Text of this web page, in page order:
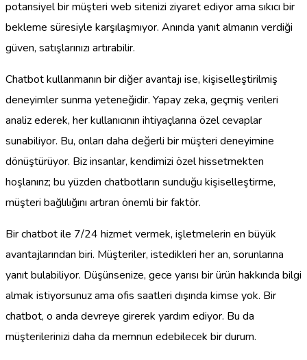
potansiyel bir müşteri web sitenizi ziyaret ediyor ama sıkıcı bir
bekleme süresiyle karşılaşmıyor. Anında yanıt almanın verdiği
güven, satışlarınızı artırabilir.
Chatbot kullanmanın bir diğer avantajı ise, kişiselleştirilmiş
deneyimler sunma yeteneğidir. Yapay zeka, geçmiş verileri
analiz ederek, her kullanıcının ihtiyaçlarına özel cevaplar
sunabiliyor. Bu, onları daha değerli bir müşteri deneyimine
dönüştürüyor. Biz insanlar, kendimizi özel hissetmekten
hoşlanırız; bu yüzden chatbotların sunduğu kişiselleştirme,
müşteri bağlılığını artıran önemli bir faktör.
Bir chatbot ile 7/24 hizmet vermek, işletmelerin en büyük
avantajlarından biri. Müşteriler, istedikleri her an, sorunlarına
yanıt bulabiliyor. Düşünsenize, gece yarısı bir ürün hakkında bilgi
almak istiyorsunuz ama ofis saatleri dışında kimse yok. Bir
chatbot, o anda devreye girerek yardım ediyor. Bu da
müşterilerinizi daha da memnun edebilecek bir durum.